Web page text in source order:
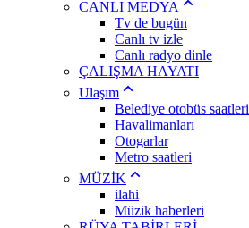
CANLI MEDYA
Tv de bugün
Canlı tv izle
Canlı radyo dinle
ÇALIŞMA HAYATI
Ulaşım
Belediye otobüs saatleri
Havalimanları
Otogarlar
Metro saatleri
MÜZİK
ilahi
Müzik haberleri